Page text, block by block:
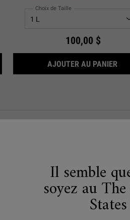
Choix de Taille
100,00 $
AJOUTER AU PANIER
Il semble
soyez au
States